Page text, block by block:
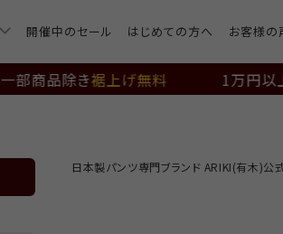
開催中のセール はじめての方へ お客様の
一部商品除き裾上げ無料 1万円以上
日本製パンツ専門ブランド ARIKI(有木)公